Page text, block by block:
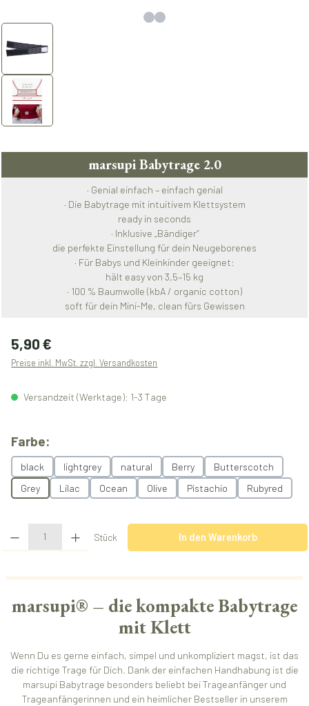
marsupi Babytrage 2.0
· Genial einfach – einfach genial
· Die Babytrage mit intuitivem Klettsystem
ready in seconds
· Inklusive „Bändiger“
die perfekte Einstellung für dein Neugeborenes
· Für Babys und Kleinkinder geeignet:
hält easy von 3,5–15 kg
· 100 % Baumwolle (kbA / organic cotton)
soft für dein Mini-Me, clean fürs Gewissen
Regulärer Preis:
5,90 €
Preise inkl. MwSt. zzgl. Versandkosten
Versandzeit (Werktage): 1-3 Tage
Farbe:
black lightgrey natural Berry
Butterscotch
Grey
Lilac Ocean Olive Pistachio Rubyred
Produkt Anzahl: Gib den gewünschten Wert ein oder benutze die
Stück In den Warenkorb
marsupi® – die kompakte Babytrage
mit Klett
Wenn Du es gerne einfach, simpel und unkompliziert magst, ist das
die richtige Trage für Dich. Dank der einfachen Handhabung ist die
marsupi Babytrage besonders beliebt bei Trageanfänger und
Trageanfängerinnen und ein heimlicher Bestseller in unserem